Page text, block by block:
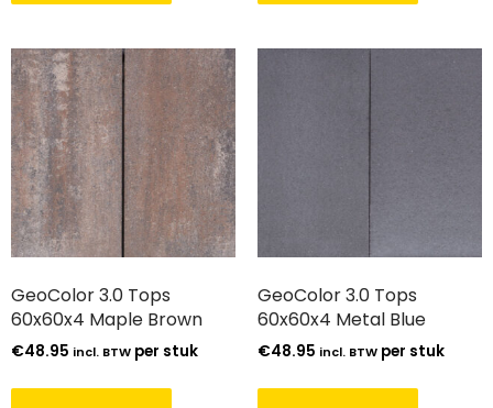
GeoColor 3.0 Tops
60x60x4 Maple Brown
€48.95 incl. BTW per stuk
GeoColor 3.0 Tops
60x60x4 Metal Blue
€48.95 incl. BTW per stuk